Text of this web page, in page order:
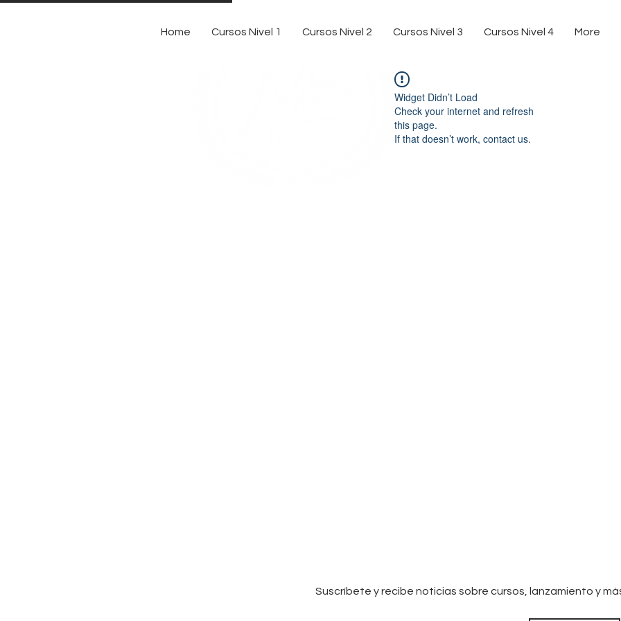
Home Cursos Nivel 1 Cursos Nivel 2 Cursos Nivel 3 Cursos Nivel 4 More
Widget Didn’t Load
Check your internet and refresh
this page.
If that doesn’t work, contact us.
Suscríbete y recibe noticias sobre cursos, lanzamiento y